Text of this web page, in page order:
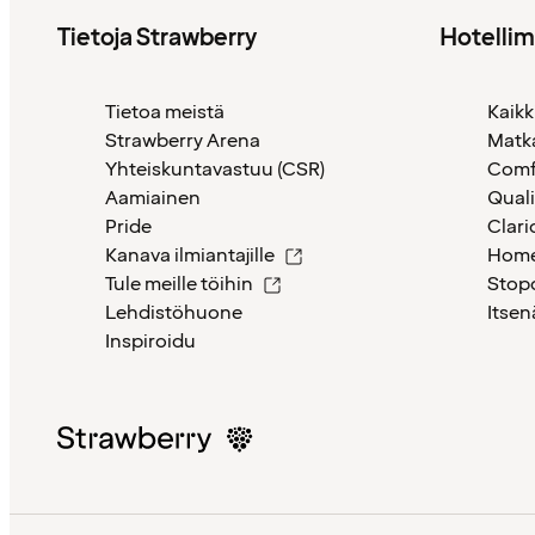
Tietoja Strawberry
Tietoa meistä
Strawberry Arena
Yhteiskuntavastuu (CSR)
Aamiainen
Pride
Kanava ilmiantajille
Tule meille töihin
Lehdistöhuone
Inspiroidu